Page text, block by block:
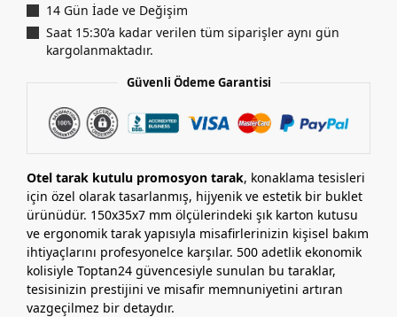
14 Gün İade ve Değişim
Saat 15:30’a kadar verilen tüm siparişler aynı gün
kargolanmaktadır.
Güvenli Ödeme Garantisi
Otel tarak kutulu promosyon tarak, konaklama tesisleri
için özel olarak tasarlanmış, hijyenik ve estetik bir buklet
ürünüdür. 150x35x7 mm ölçülerindeki şık karton kutusu
ve ergonomik tarak yapısıyla misafirlerinizin kişisel bakım
ihtiyaçlarını profesyonelce karşılar. 500 adetlik ekonomik
kolisiyle Toptan24 güvencesiyle sunulan bu taraklar,
tesisinizin prestijini ve misafir memnuniyetini artıran
vazgeçilmez bir detaydır.